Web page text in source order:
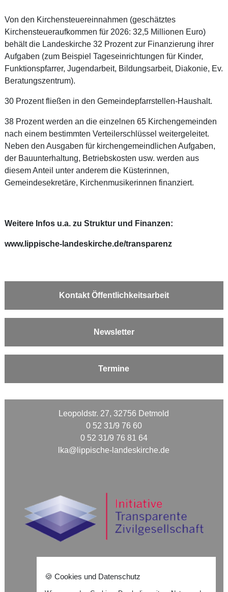
Von den Kirchensteuereinnahmen (geschätztes
Kirchensteueraufkommen für 2026: 32,5 Millionen Euro)
behält die Landeskirche 32 Prozent zur Finanzierung ihrer
Aufgaben (zum Beispiel Tageseinrichtungen für Kinder,
Funktionspfarrer, Jugendarbeit, Bildungsarbeit, Diakonie, Ev.
Beratungszentrum).
30 Prozent fließen in den Gemeindepfarrstellen-Haushalt.
38 Prozent werden an die einzelnen 65 Kirchengemeinden
nach einem bestimmten Verteilerschlüssel weitergeleitet.
Neben den Ausgaben für kirchengemeindlichen Aufgaben,
der Bauunterhaltung, Betriebskosten usw. werden aus
diesem Anteil unter anderem die Küsterinnen,
Gemeindesekretäre, Kirchenmusikerinnen finanziert.
Weitere Infos u.a. zu Struktur und Finanzen:
www.lippische-landeskirche.de/transparenz
Kontakt Öffentlichkeitsarbeit
Newsletter
Termine
Leopoldstr. 27, 32756 Detmold
0 52 31/9 76 60
0 52 31/9 76 81 64
lka@lippische-landeskirche.de
🍪 Cookies und Datenschutz